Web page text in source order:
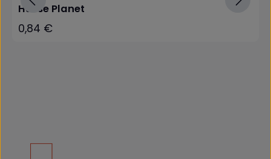
Husse Planet
Regulärer Preis:
0,84 €